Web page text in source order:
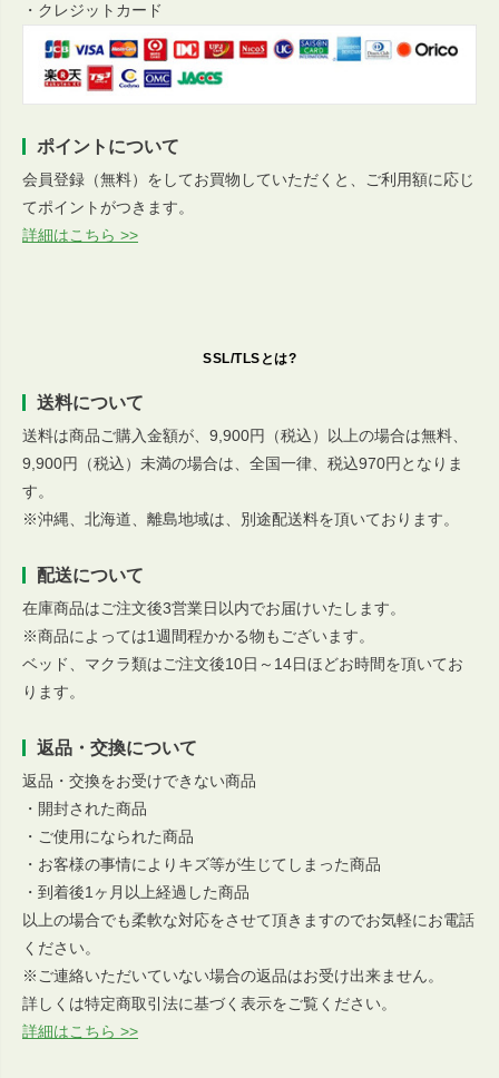
・クレジットカード
ポイントについて
会員登録（無料）をしてお買物していただくと、ご利用額に応じ
てポイントがつきます。
詳細はこちら >>
SSL/TLSとは?
送料について
送料は商品ご購入金額が、9,900円（税込）以上の場合は無料、
9,900円（税込）未満の場合は、全国一律、税込970円となりま
す。
※沖縄、北海道、離島地域は、別途配送料を頂いております。
配送について
在庫商品はご注文後3営業日以内でお届けいたします。
※商品によっては1週間程かかる物もございます。
ベッド、マクラ類はご注文後10日～14日ほどお時間を頂いてお
ります。
返品・交換について
返品・交換をお受けできない商品
・開封された商品
・ご使用になられた商品
・お客様の事情によりキズ等が生じてしまった商品
・到着後1ヶ月以上経過した商品
以上の場合でも柔軟な対応をさせて頂きますのでお気軽にお電話
ください。
※ご連絡いただいていない場合の返品はお受け出来ません。
詳しくは特定商取引法に基づく表示をご覧ください。
詳細はこちら >>